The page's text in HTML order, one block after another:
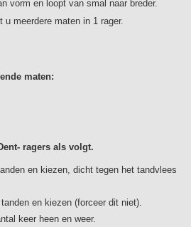
voor een optimale
ragers hebben een conisch
stevige kunststof coating om te
bij amalgaamvullingen of
geeft.
maten
vorm en loopt van smal naar breder.
u meerdere maten in 1 rager.
maten:
ragers als volgt.
en kiezen, dicht tegen het tandvlees
en kiezen (forceer dit niet).
keer heen en weer.